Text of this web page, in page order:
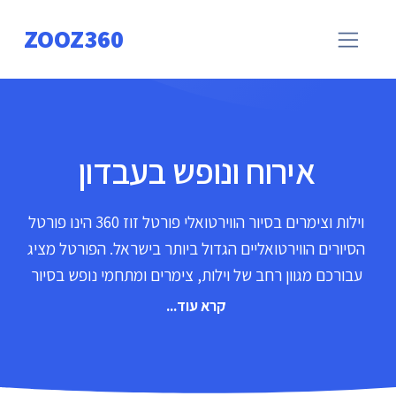
ZOOZ360
אירוח ונופש בעבדון
וילות וצימרים בסיור הווירטואלי פורטל זוז 360 הינו פורטל
הסיורים הווירטואליים הגדול ביותר בישראל. הפורטל מציג
עבורכם מגוון רחב של וילות, צימרים ומתחמי נופש בסיור
פנורמי של 360 מעלות בו תוכלו לראות בצורה אמתית
קרא עוד...